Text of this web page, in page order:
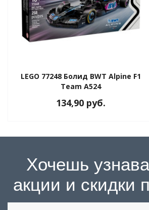
LEGO 77248 Болид BWT Alpine F1
Team A524
134,90 руб.
Хочешь
акции и скидки